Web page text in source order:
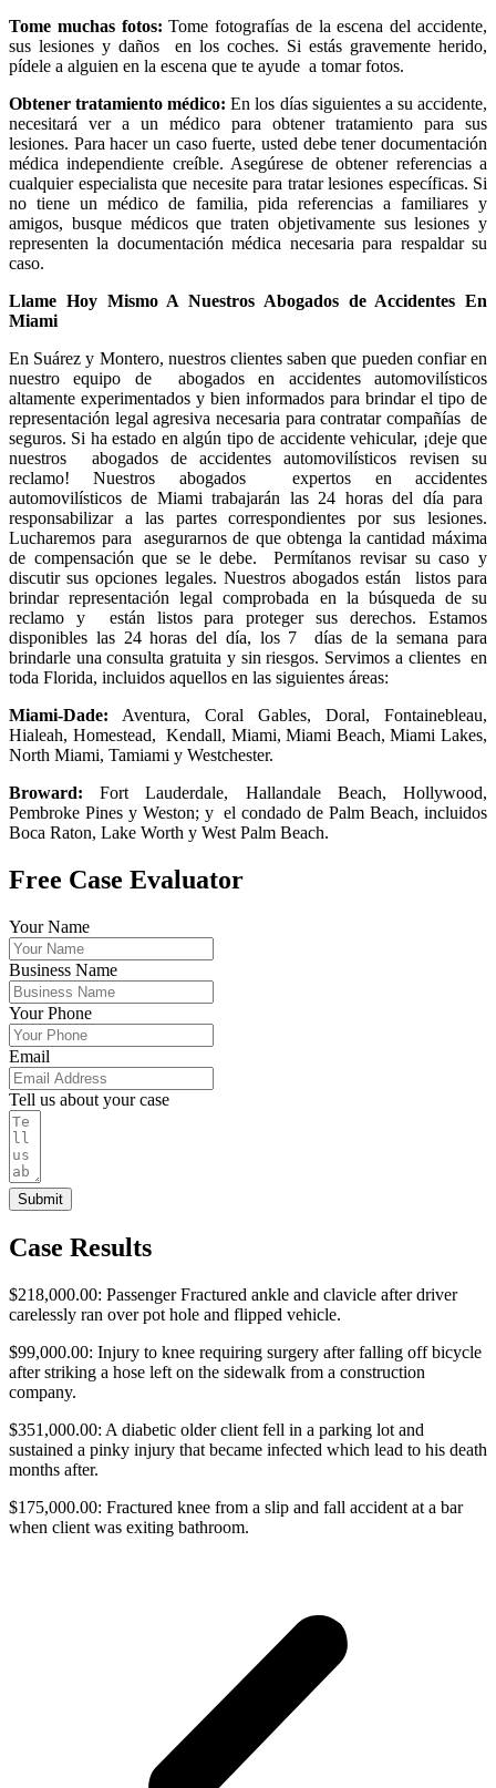
Tome muchas fotos: Tome fotografías de la escena del accidente,
sus lesiones y daños en los coches. Si estás gravemente herido,
pídele a alguien en la escena que te ayude a tomar fotos.
Obtener tratamiento médico: En los días siguientes a su accidente,
necesitará ver a un médico para obtener tratamiento para sus
lesiones. Parahacer un caso fuerte, usted debe tener documentación
médica independiente creíble. Asegúrese de obtener referencias a
cualquier especialista que necesite para tratar lesiones específicas. Si
no tiene un médico de familia, pida referencias a familiares y
amigos, busque médicos que traten objetivamente sus lesiones y
representen la documentación médica necesaria para respaldar su
caso.
Llame Hoy Mismo A Nuestros Abogados de Accidentes En
Miami
En Suárez y Montero, nuestros clientes saben que pueden confiar en
nuestro equipo de abogados en accidentes automovilísticos
altamente experimentados y bien informados para brindar el tipo de
representación legal agresiva necesaria para contratar compañías de
seguros. Si ha estado en algún tipo de accidente vehicular, ¡deje que
nuestros abogados de accidentes automovilísticos revisen su
reclamo! Nuestros abogados expertos en accidentes
automovilísticos de Miami trabajarán las 24 horas del día para
responsabilizar a las partes correspondientes por sus lesiones.
Lucharemos para asegurarnos de que obtenga la cantidad máxima
de compensación que se le debe. Permítanos revisar su caso y
discutir sus opciones legales. Nuestros abogados están listos para
brindar representación legal comprobada en la búsqueda de su
reclamo y están listos para proteger sus derechos. Estamos
disponibles las 24 horas del día, los 7 días de la semana para
brindarle una consulta gratuita y sin riesgos. Servimos a clientes en
toda Florida, incluidos aquellos en las siguientes áreas:
Miami-Dade: Aventura, Coral Gables, Doral, Fontainebleau,
Hialeah, Homestead, Kendall, Miami, Miami Beach, Miami Lakes,
North Miami, Tamiami y Westchester.
Broward:
Fort Lauderdale, Hallandale Beach, Hollywood,
Pembroke Pines y Weston; y el condado de Palm Beach, incluidos
Boca Raton, Lake Worth y West Palm Beach.
Free Case Evaluator
Your Name
Business Name
Your Phone
Email
Tell us about your case
Submit
Case Results
$218,000.00: Passenger Fractured ankle and clavicle after driver
carelessly ran over pot hole and flipped vehicle.
$99,000.00: Injury to knee requiring surgery after falling off bicycle
after striking a hose left on the sidewalk from a construction
company.
$351,000.00: A diabetic older client fell in a parking lot and
sustained a pinky injury that became infected which lead to his death
months after.
$175,000.00: Fractured knee from a slip and fall accident at a bar
when client was exiting bathroom.